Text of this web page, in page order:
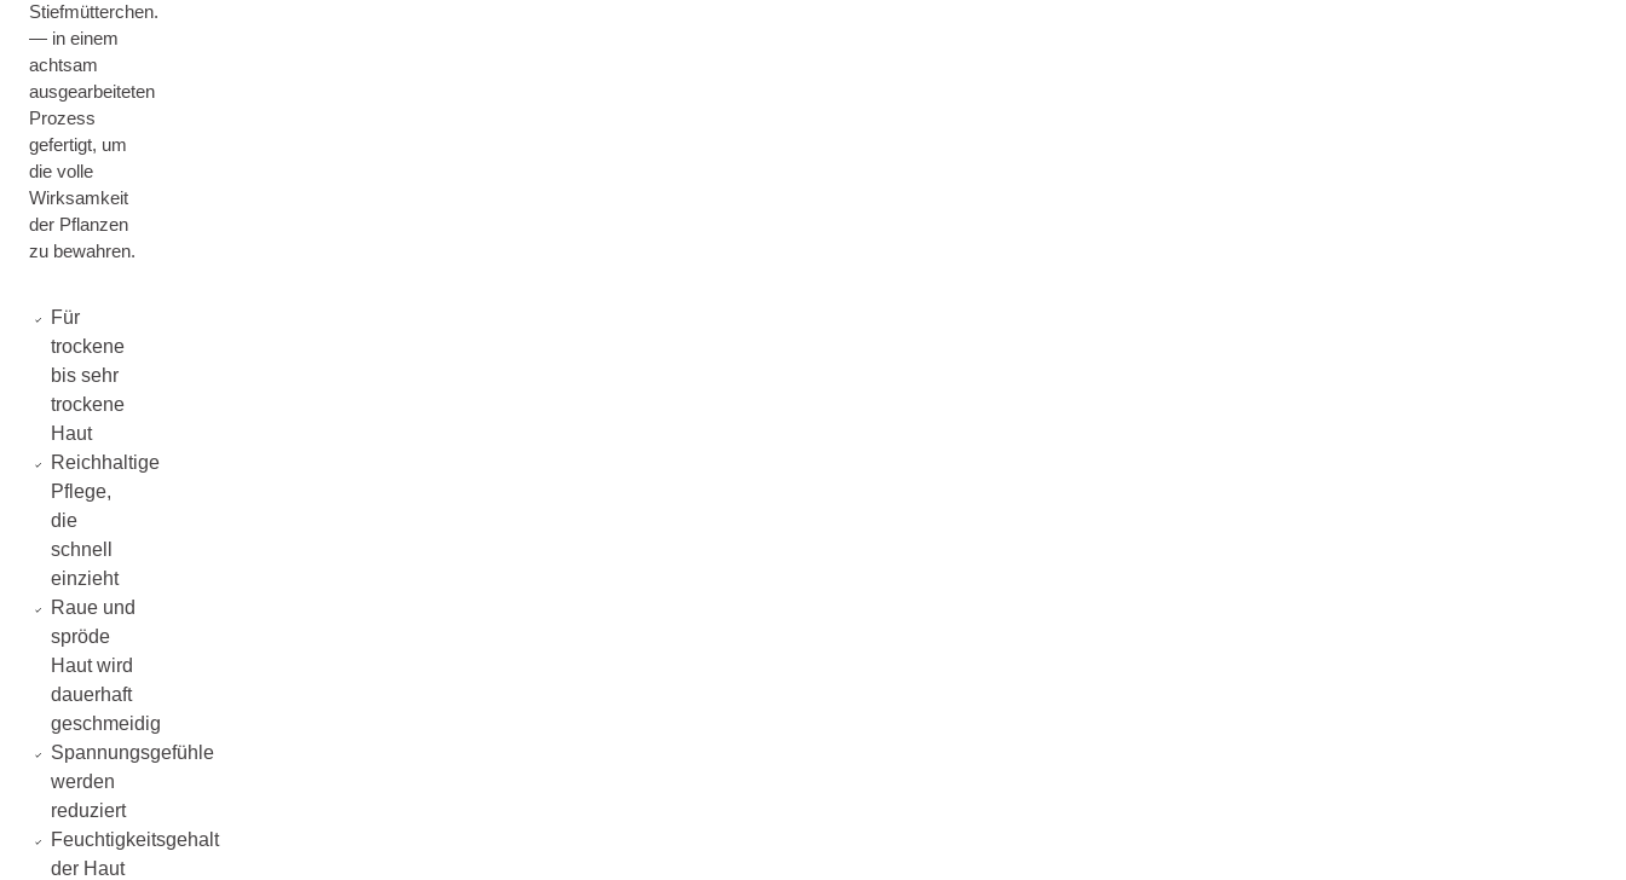
Stiefmütterchen.
— in einem
achtsam
ausgearbeiteten
Prozess
gefertigt, um
die volle
Wirksamkeit
der Pflanzen
zu bewahren.
Für
trockene
bis sehr
trockene
Haut
Reichhaltige
Pflege,
die
schnell
einzieht
Raue und
spröde
Haut wird
dauerhaft
geschmeidig
Spannungsgefühle
werden
reduziert
Feuchtigkeitsgehalt
der Haut